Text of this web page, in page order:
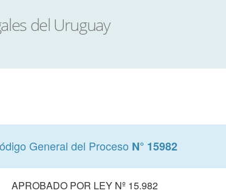
General del Proceso N° 15982
APROBADO POR LEY Nº 15.982